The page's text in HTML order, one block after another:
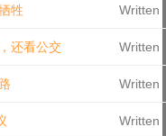
牲 Written
还看公交 Written
Written
Written